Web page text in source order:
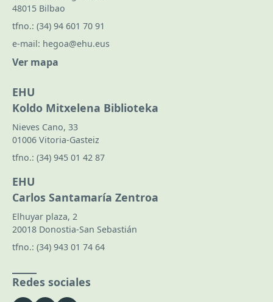
48015 Bilbao
tfno.: (34) 94 601 70 91
e-mail: hegoa@ehu.eus
Ver mapa
EHU
Koldo Mitxelena Biblioteka
Nieves Cano, 33
01006 Vitoria-Gasteiz
tfno.: (34) 945 01 42 87
EHU
Carlos Santamaría Zentroa
Elhuyar plaza, 2
20018 Donostia-San Sebastián
tfno.: (34) 943 01 74 64
Redes sociales